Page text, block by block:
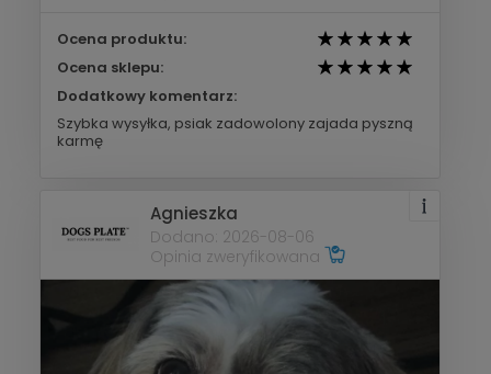
Ocena produktu:
Ocena sklepu:
Dodatkowy komentarz:
Szybka wysyłka, psiak zadowolony zajada pyszną
karmę
Agnieszka
Dodano: 2026-08-06
Opinia zweryfikowana